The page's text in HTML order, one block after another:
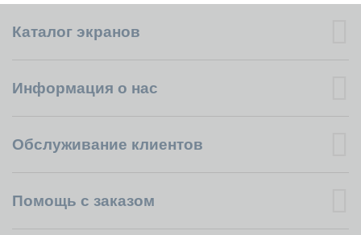
Каталог экранов
Информация о нас
Обслуживание клиентов
Помощь с заказом